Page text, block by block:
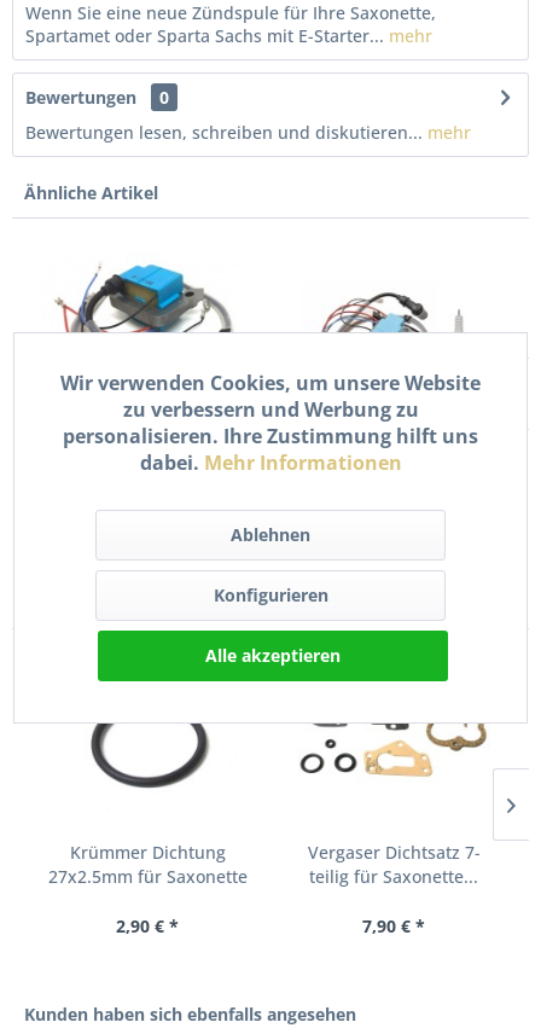
Wenn Sie eine neue Zündspule für Ihre Saxonette,
Spartamet oder Sparta Sachs mit E-Starter... mehr
Bewertungen
0
Bewertungen lesen, schreiben und diskutieren... mehr
Ähnliche Artikel
CDI Zündspule ohne E-
Starter für Saxonette...
34,90 € *
CDI Zündeinheit (E-Start)
+ Zündspule +...
59,90 € *
Krümmer Dichtung
27x2.5mm für Saxonette
2,90 € *
Vergaser Dichtsatz 7-
teilig für Saxonette...
7,90 € *
Kunden haben sich ebenfalls angesehen
Wir verwenden Cookies, um unsere Website
zu verbessern und Werbung zu
personalisieren. Ihre Zustimmung hilft uns
dabei. Mehr Informationen
Ablehnen
Konfigurieren
Alle akzeptieren